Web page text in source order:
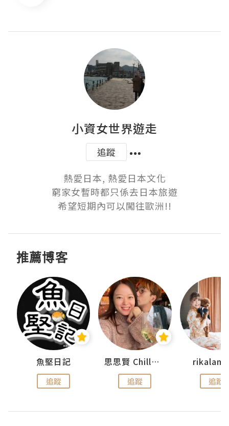
小資女世界遊走
追蹤
熱愛日本, 熱愛日本文化
窮家女暫時都只係去日本旅遊
希望短期內可以闖往歐洲!!
推薦博客
魚堅日記
追蹤
思思賢 ChillMyBabe
追蹤 追蹤